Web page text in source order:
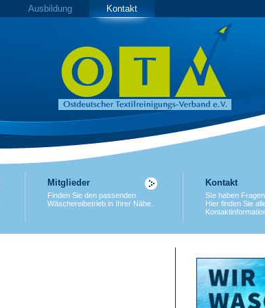
Ausbildung Kontakt
Mitglieder
Finden Sie den passenden
Wäschereibetrieb in Ihrer Nähe.
Kontakt
SIe haben
Hier finden Sie